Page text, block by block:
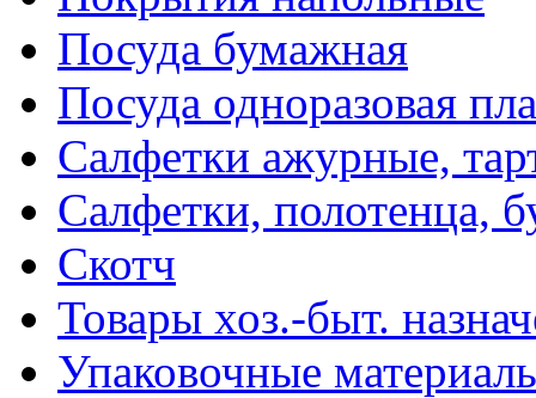
Посуда бумажная
Посуда одноразовая
Салфетки ажурные,
Салфетки, полотенца,
Скотч
Товары хоз.-быт.
Упаковочные